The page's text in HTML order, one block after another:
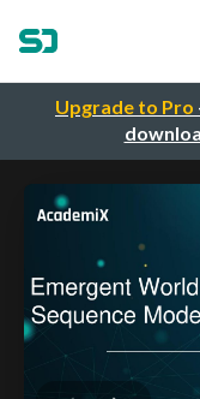
Upgrade to Pro